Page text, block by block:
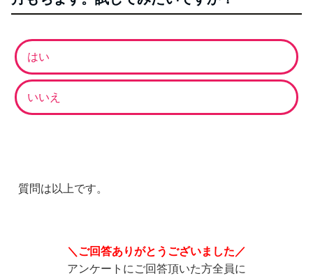
はい
いいえ
質問は以上です。
＼ご回答ありがとうございました／
アンケートにご回答頂いた方全員に